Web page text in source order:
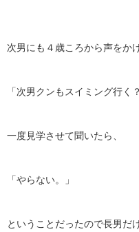
次男にも４歳ころから声をか
「次男クンもスイミング行く
一度見学させて聞いたら、
「やらない。」
ということだったので長男だ